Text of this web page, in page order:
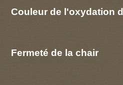
Couleur de l'oxydation
Fermeté de la chair